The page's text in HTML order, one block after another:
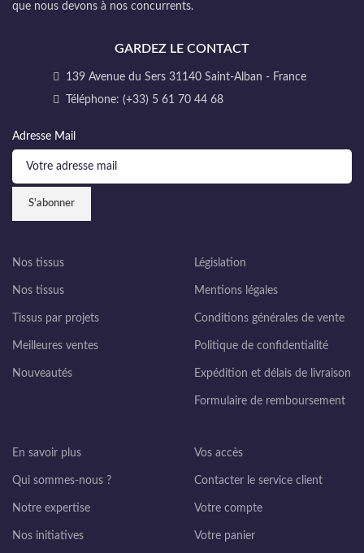
que nous devons à nos concurrents.
GARDEZ LE CONTACT
139 Avenue du Sers 31140 Saint-Alban - France
Téléphone: (+33) 5 61 70 44 68
Adresse Mail
Nos tissus
Nos tissus
Tissus par projets
Meilleures ventes
Nouveautés
Législation
Mentions légales
Conditions générales de vente
Politique de confidentialité
Expédition et délais de livraison
Formulaire de remboursement
En savoir plus
Qui sommes-nous ?
Notre expertise
Nos initiatives
Vos accès
Contacter le service client
Votre compte
Votre panier